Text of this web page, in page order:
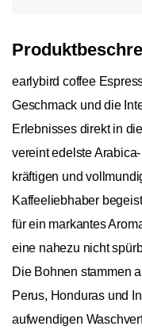
earlybird coffee
Geschmack und die
Erlebnisses direkt in
vereint edelste
kräftigen und
Kaffeeliebhaber
für ein markantes
eine nahezu nicht
Die Bohnen stammen
Perus, Honduras und
aufwendigen